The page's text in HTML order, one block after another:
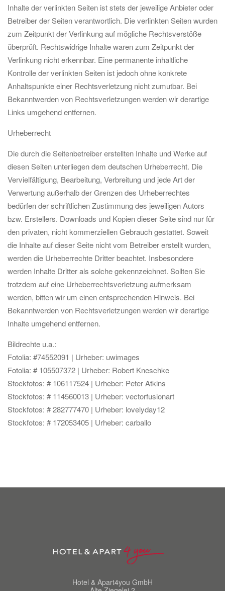
Inhalte der verlinkten Seiten ist stets der jeweilige Anbieter oder
Betreiber der Seiten verantwortlich. Die verlinkten Seiten wurden
zum Zeitpunkt der Verlinkung auf mögliche Rechtsverstöße
überprüft. Rechtswidrige Inhalte waren zum Zeitpunkt der
Verlinkung nicht erkennbar. Eine permanente inhaltliche
Kontrolle der verlinkten Seiten ist jedoch ohne konkrete
Anhaltspunkte einer Rechtsverletzung nicht zumutbar. Bei
Bekanntwerden von Rechtsverletzungen werden wir derartige
Links umgehend entfernen.
Urheberrecht
Die durch die Seitenbetreiber erstellten Inhalte und Werke auf
diesen Seiten unterliegen dem deutschen Urheberrecht. Die
Vervielfältigung, Bearbeitung, Verbreitung und jede Art der
Verwertung außerhalb der Grenzen des Urheberrechtes
bedürfen der schriftlichen Zustimmung des jeweiligen Autors
bzw. Erstellers. Downloads und Kopien dieser Seite sind nur für
den privaten, nicht kommerziellen Gebrauch gestattet. Soweit
die Inhalte auf dieser Seite nicht vom Betreiber erstellt wurden,
werden die Urheberrechte Dritter beachtet. Insbesondere
werden Inhalte Dritter als solche gekennzeichnet. Sollten Sie
trotzdem auf eine Urheberrechtsverletzung aufmerksam
werden, bitten wir um einen entsprechenden Hinweis. Bei
Bekanntwerden von Rechtsverletzungen werden wir derartige
Inhalte umgehend entfernen.
Bildrechte u.a.:
Fotolia: #74552091 | Urheber: uwimages
Fotolia: # 105507372 | Urheber: Robert Kneschke
Stockfotos: # 106117524 | Urheber: Peter Atkins
Stockfotos: # 114560013 | Urheber: vectorfusionart
Stockfotos: # 282777470 | Urheber: lovelyday12
Stockfotos: # 172053405 | Urheber: carballo
Hotel & Apart4you GmbH